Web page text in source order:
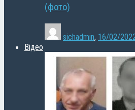
(фото)
sichadmin, 16/02/
Відео